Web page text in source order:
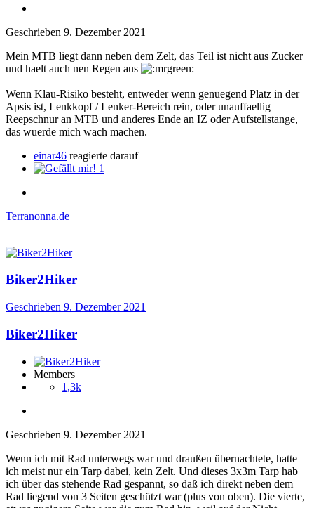
Geschrieben 9. Dezember 2021
Mein MTB liegt dann neben dem Zelt, das Teil ist nicht aus Zucker
und haelt auch nen Regen aus
Wenn Klau-Risiko besteht, entweder wenn genuegend Platz in der
Apsis ist, Lenkkopf / Lenker-Bereich rein, oder unauffaellig
Reepschnur an MTB und anderes Ende an IZ oder Aufstellstange,
das wuerde mich wach machen.
einar46 reagierte darauf
1
Terranonna.de
Biker2Hiker
Geschrieben 9. Dezember 2021
Biker2Hiker
Members
1,3k
Geschrieben 9. Dezember 2021
Wenn ich mit Rad unterwegs war und draußen übernachtete, hatte
ich meist nur ein Tarp dabei, kein Zelt. Und dieses 3x3m Tarp hab
ich über das stehende Rad gespannt, so daß ich direkt neben dem
Rad liegend von 3 Seiten geschützt war (plus von oben). Die vierte,